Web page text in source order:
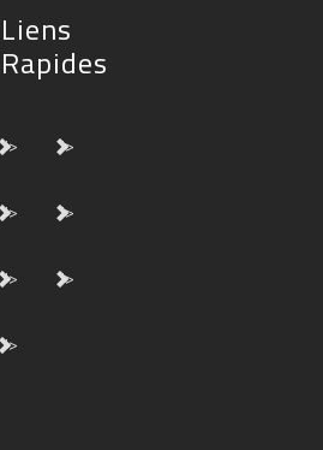
Liens
Rapides
"> ">
"> ">
"> ">
">